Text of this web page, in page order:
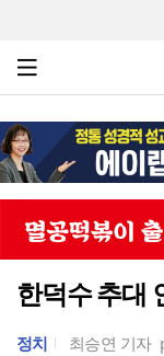
한덕수 추대
정치 최승연 기자